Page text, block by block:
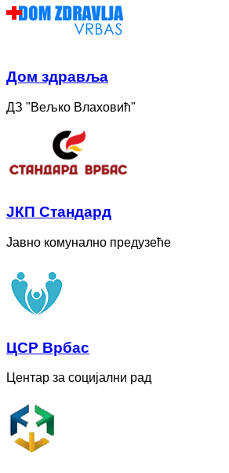
Дом здравља
ДЗ "Вељко Влаховић"
ЈКП Стандард
Јавно комунално предузеће
ЦСР Врбас
Центар за социјални рад